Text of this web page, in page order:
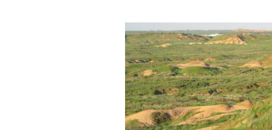
צוות מכללת בת-ים